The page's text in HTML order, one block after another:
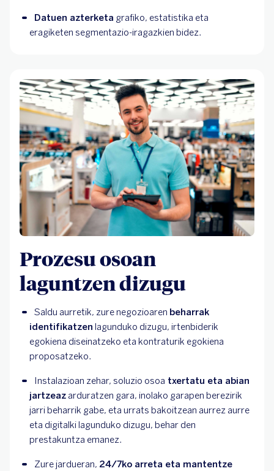
Datuen azterketa grafiko, estatistika eta
eragiketen segmentazio-iragazkien bidez.
Prozesu osoan
laguntzen dizugu
Saldu aurretik, zure negozioaren beharrak
identifikatzen lagunduko dizugu, irtenbiderik
egokiena diseinatzeko eta kontraturik egokiena
proposatzeko.
Instalazioan zehar, soluzio osoa txertatu eta abian
jartzeaz arduratzen gara, inolako garapen berezirik
jarri beharrik gabe, eta urrats bakoitzean aurrez aurre
eta digitalki lagunduko dizugu, behar den
prestakuntza emanez.
Zure jardueran, 24/7ko arreta eta mantentze